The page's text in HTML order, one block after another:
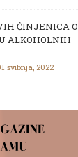
ČINJENICA O
ALKOHOLNIH
svibnja, 2022